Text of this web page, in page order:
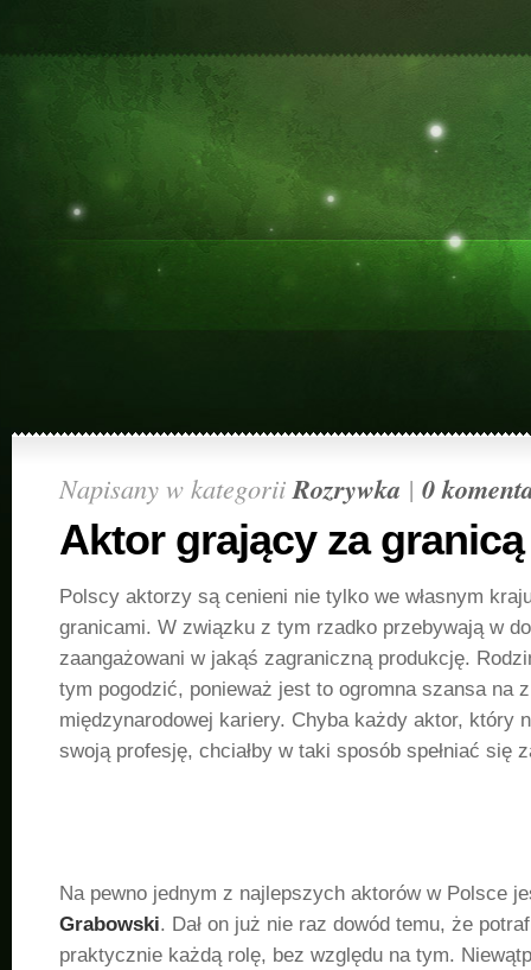
Napisany w kategoriiRozrywka | 0
Aktor grający za granicą
Polscy aktorzy są cenieni nie tylko we własnym
granicami. W związku z tym rzadko przebywają w
zaangażowani w jakąś zagraniczną produkcję.
tym pogodzić, ponieważ jest to ogromna szansa na
międzynarodowej kariery. Chyba każdy aktor, który
swoją profesję, chciałby w taki sposób spełniać się
Na pewno jednym z najlepszych aktorów w Polsce
Grabowski. Dał on już nie raz dowód temu, że
praktycznie każdą rolę, bez względu na tym.